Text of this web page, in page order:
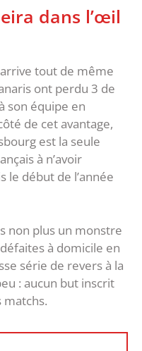
dans l’œil
tout de même
ont perdu 3 de
son équipe en
de cet avantage,
est la seule
à n’avoir
le début de l’année
non plus un monstre
à domicile en
série de revers à la
: aucun but inscrit
matchs.